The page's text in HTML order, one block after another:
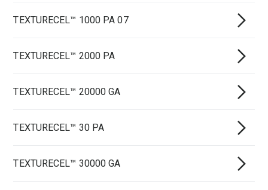
TEXTURECEL™ 1000 PA 07
TEXTURECEL™ 2000 PA
TEXTURECEL™ 20000 GA
TEXTURECEL™ 30 PA
TEXTURECEL™ 30000 GA